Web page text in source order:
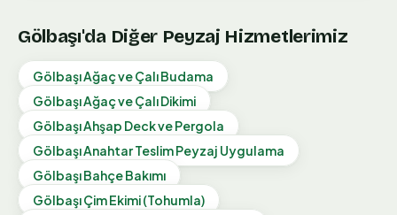
Gölbaşı'da Diğer Peyzaj Hizmetlerimiz
GölbaşıAğaç ve Çalı Budama
GölbaşıAğaç ve Çalı Dikimi
GölbaşıAhşap Deck ve Pergola
GölbaşıAnahtar Teslim Peyzaj Uygulama
GölbaşıBahçe Bakımı
GölbaşıÇim Ekimi (Tohumla)